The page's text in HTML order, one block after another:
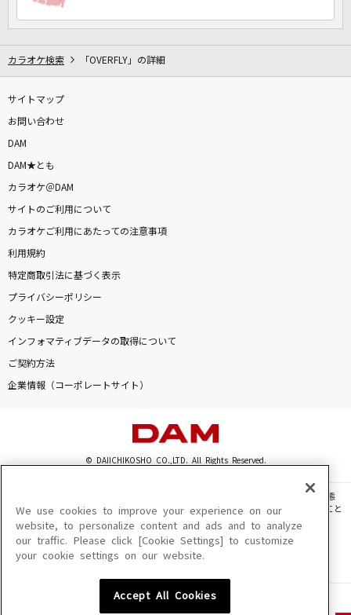
カラオケ検索 「OVERFLY」の詳細
サイトマップ
お問い合わせ
DAM
DAM★とも
カラオケ＠DAM
サイトのご利用について
カラオケご利用にあたっての注意事項
利用規約
特定商取引法に基づく表示
プライバシーポリシー
クッキー設定
インフォマティブデータの取得について
ご契約方法
企業情報（コーポレートサイト）
© DAIICHIKOSHO CO.,LTD. All Rights Reserved.
このサイトに掲載されている一切の文章・画像・写真・動画・音声等を、手段や形態
を問わず、著作権法の定める範囲を超えて無断で複製、転載、ファイル化などすること
を禁じます。
楽曲及びコンテンツは、機種によりご利用いただけない場合があります。
楽曲及びコンテンツの配信日、配信内容が変更になる場合があります。
We use cookies to improve your experience on our
website, to personalize content and ads and to analyze
our traffic. Please click [Cookie Settings] to customize
your cookie settings on our website.
Accept All Cookies